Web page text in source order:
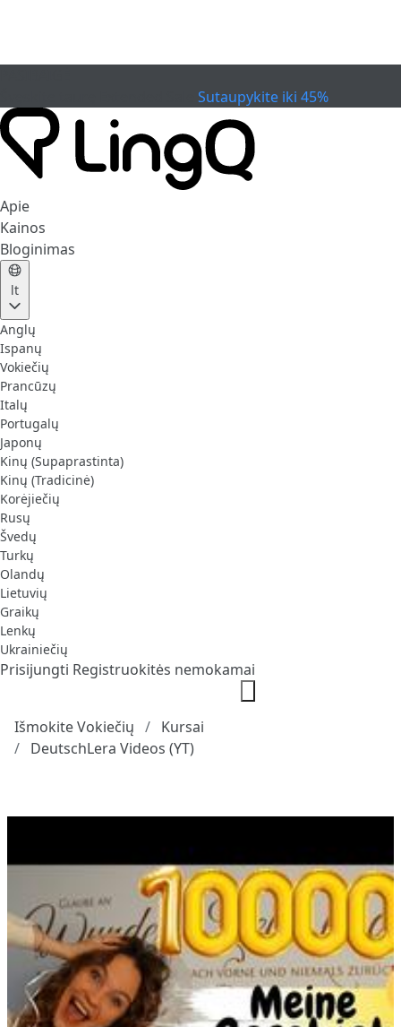
Sutaupykite iki 45%
Apie
Kainos
Bloginimas
lt
Anglų
Ispanų
Vokiečių
Prancūzų
Italų
Portugalų
Japonų
Kinų (Supaprastinta)
Kinų (Tradicinė)
Korėjiečių
Rusų
Švedų
Turkų
Olandų
Lietuvių
Graikų
Lenkų
Ukrainiečių
Prisijungti Registruokitės nemokamai
Išmokite Vokiečių
Kursai
DeutschLera Videos (YT)